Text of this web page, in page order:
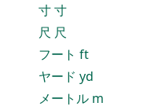
寸寸
尺 尺
フート ft
ヤード yd
メートル m